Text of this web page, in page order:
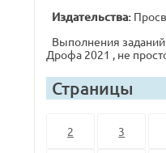
Издательства:
Выполнения заданий
Дрофа 2021 , не
Страницы
2 3